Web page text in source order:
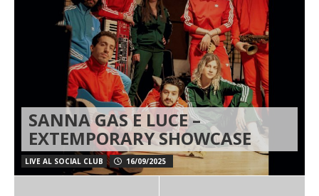
SANNA GAS E LUCE –
EXTEMPORARY SHOWCASE
LIVE AL SOCIAL CLUB 16/09/2025